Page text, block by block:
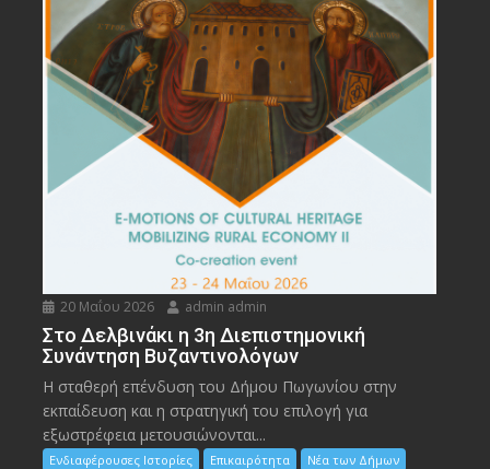
20 Μαΐου 2026 admin admin
Στο Δελβινάκι η 3η Διεπιστημονική
Συνάντηση Βυζαντινολόγων
Η σταθερή επένδυση του Δήμου Πωγωνίου στην
εκπαίδευση και η στρατηγική του επιλογή για
εξωστρέφεια μετουσιώνονται...
Ενδιαφέρουσες Ιστορίες Επικαιρότητα Νέα των Δήμων